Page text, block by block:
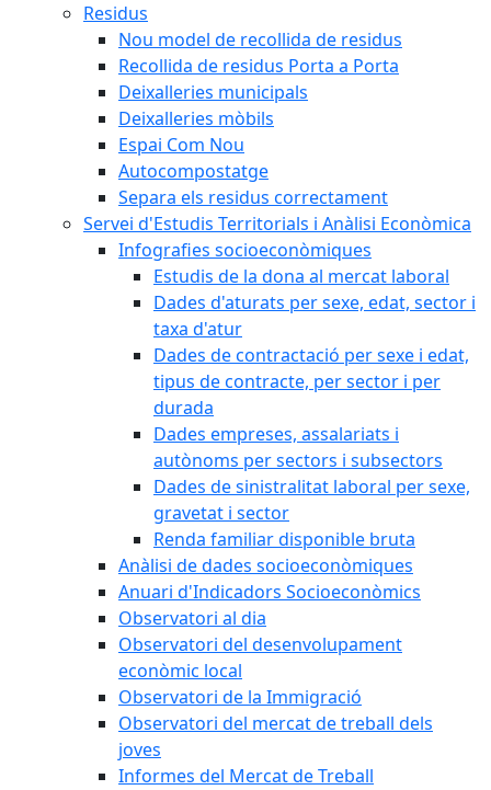
Residus
Nou model de recollida de residus
Recollida de residus Porta a Porta
Deixalleries municipals
Deixalleries mòbils
Espai Com Nou
Autocompostatge
Separa els residus correctament
Servei d'Estudis Territorials i Anàlisi Econòmica
Infografies socioeconòmiques
Estudis de la dona al mercat laboral
Dades d'aturats per sexe, edat, sector i
taxa d'atur
Dades de contractació per sexe i edat,
tipus de contracte, per sector i per
durada
Dades empreses, assalariats i
autònoms per sectors i subsectors
Dades de sinistralitat laboral per sexe,
gravetat i sector
Renda familiar disponible bruta
Anàlisi de dades socioeconòmiques
Anuari d'Indicadors Socioeconòmics
Observatori al dia
Observatori del desenvolupament
econòmic local
Observatori de la Immigració
Observatori del mercat de treball dels
joves
Informes del Mercat de Treball